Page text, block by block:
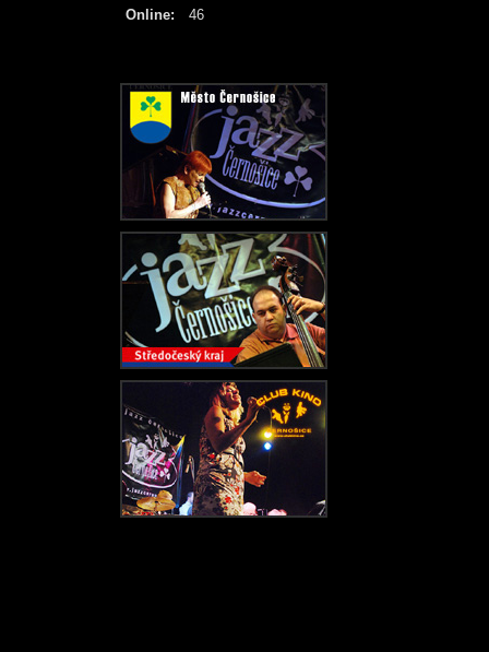
Online: 46